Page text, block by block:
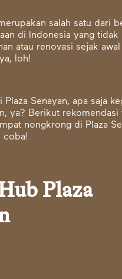
salah satu dari
di Indonesia yang tidak
atau renovasi sejak awal
loh!
Senayan, apa saja
ya? Berikut rekomendasi
nongkrong di Plaza
coba!
Plaza